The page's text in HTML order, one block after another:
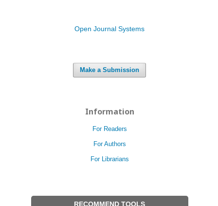
Open Journal Systems
Make a Submission
Information
For Readers
For Authors
For Librarians
RECOMMEND TOOLS